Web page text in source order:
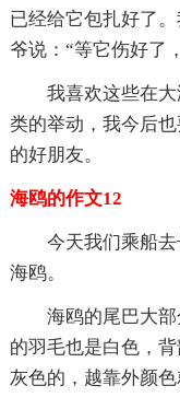
已经给它包扎好了
爷说：“等它伤好了
我喜欢这些在
类的举动，我今后
的好朋友。
海鸥的作文12
今天我们乘船
海鸥。
海鸥的尾巴大
的羽毛也是白色，
灰色的，越靠外颜色